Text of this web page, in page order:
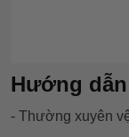
Hướng
- Thường xuyên